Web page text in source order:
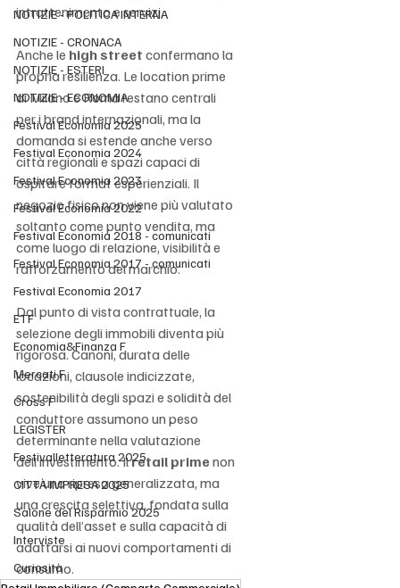
NOTIZIE - POLITICA INTERNA
NOTIZIE - CRONACA
NOTIZIE - ESTERI
NOTIZIE - ECONOMIA
Festival Economia 2025
Festival Economia 2024
Festival Economia 2023
Festival Economia 2022
Festival Economia 2018 - comunicati
Festival Economia 2017 - comunicati
Festival Economia 2017
ETF
Economia&Finanza F
Mercati F
Cross F
LEGISTER
Festivalletteratura 2025
CITTÀ IMPRESA 2025
Salone del Risparmio 2025
Interviste
Curiosità
intrattenimento e servizi.
Anche le high street confermano la
propria resilienza. Le location prime
di Milano e Roma restano centrali
per i brand internazionali, ma la
domanda si estende anche verso
città regionali e spazi capaci di
ospitare format esperienziali. Il
negozio fisico non viene più valutato
soltanto come punto vendita, ma
come luogo di relazione, visibilità e
rafforzamento del marchio.
Dal punto di vista contrattuale, la
selezione degli immobili diventa più
rigorosa. Canoni, durata delle
locazioni, clausole indicizzate,
sostenibilità degli spazi e solidità del
conduttore assumono un peso
determinante nella valutazione
dell’investimento. Il retail prime non
vive una ripresa generalizzata, ma
una crescita selettiva, fondata sulla
qualità dell’asset e sulla capacità di
adattarsi ai nuovi comportamenti di
consumo.